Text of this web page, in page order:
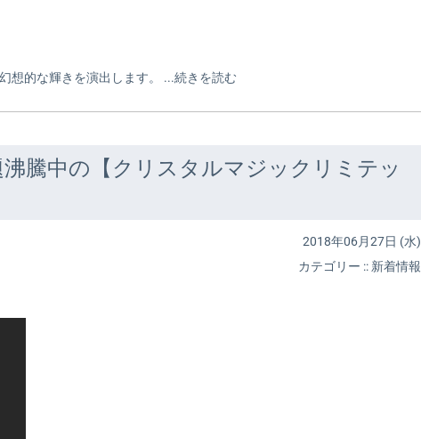
想的な輝きを演出します。 ...続きを読む
騰中の【クリスタルマジックリミテッ
2018年06月27日 (水)
カテゴリー :: 新着情報